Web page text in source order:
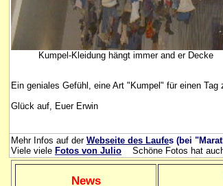
Kumpel-Kleidung hängt immer and er Decke
Ein geniales Gefühl, eine Art "Kumpel" für einen Tag
Glück auf, Euer Erwin
Mehr Infos auf der Webseite des Laufes (bei
Viele viele Fotos von Julio Schöne Fotos hat
News